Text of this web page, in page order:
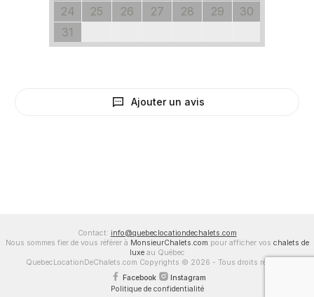
24
25 26 27 28 29
30
31
Ajouter un avis
Contact: info@quebeclocationdechalets.com
Nous sommes fier de vous référer à MonsieurChalets.com pour afficher vos chalets de
luxeau Québec
QuebecLocationDeChalets.com Copyrights © 2026 - Tous droits réservés
Facebook
Instagram
Politique de confidentialité